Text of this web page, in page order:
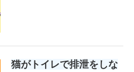
猫がトイレで排泄をしな